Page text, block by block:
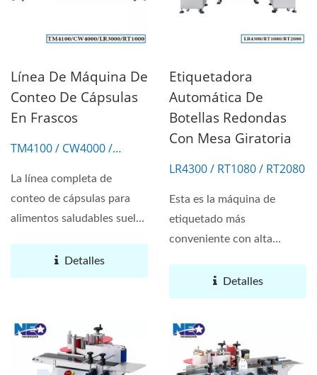
Línea De Máquina De
Conteo De Cápsulas
En Frascos
TM4100 / CW4000 /
La línea completa de
conteo de cápsulas para
alimentos saludables suele
Detalles
Etiquetadora
Automática De
Botellas Redondas
Con Mesa Giratoria
LR4300 / RT1080 / RT2080
Esta es la máquina de
etiquetado más
conveniente con alta
precisa....
Detalles